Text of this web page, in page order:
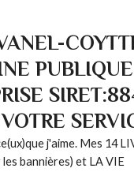
j'aime. Mes 14
bannières) et LA VIE